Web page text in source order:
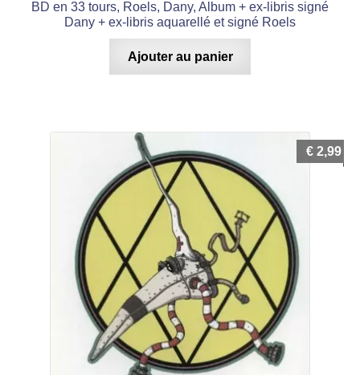
BD en 33 tours, Roels, Dany, Album + ex-libris signé
Dany + ex-libris aquarellé et signé Roels
Ajouter au panier
€ 2,99